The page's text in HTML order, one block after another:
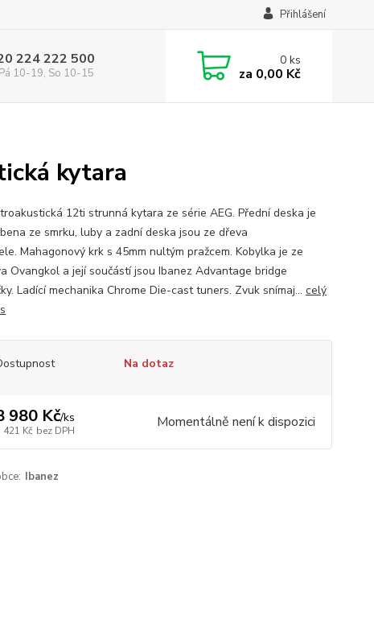
Přihlášení
224 222 500
10-19, So 10-15
0ks
za 0,00 Kč
kytara
12ti strunná kytara ze série AEG. Přední deska je
ze smrku, luby a zadní deska jsou ze dřeva
Mahagonový krk s 45mm nultým pražcem. Kobylka je ze
Ovangkol a její součástí jsou Ibanez Advantage bridge
Ladící mechanika Chrome Die-cast tuners. Zvuk snímaj... celý
Na dotaz
980 Kč/ks
421 Kč bez DPH Momentálně není k dispozici
Ibanez